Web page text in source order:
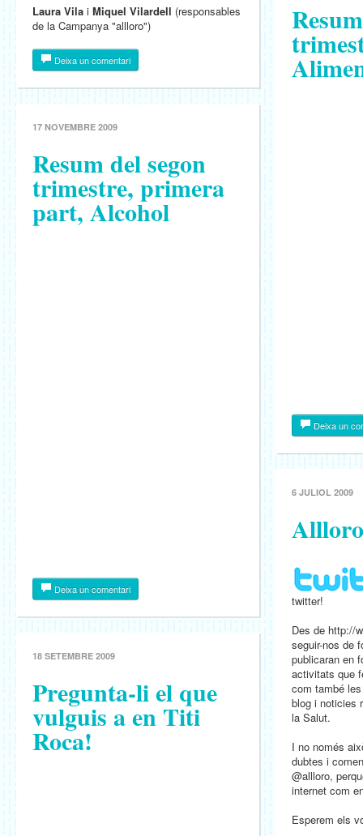
Laura Vila i Miquel Vilardell (responsables
de la Campanya "allloro")
Deixa un comentari
17 NOVEMBRE 2009
Resum del segon
trimestre, primera
part, Alcohol
Deixa un comentari
18 SETEMBRE 2009
Pregunta-li el que
vulguis a en Titi
Roca!
Deixa un
6 JULIOL 2009
twitter!
Des de http://
seguir-nos de
publicaran en
activitats que
com també
blog i noticies
la Salut.
I no només
dubtes i
@allloro,
internet com
Esperem els